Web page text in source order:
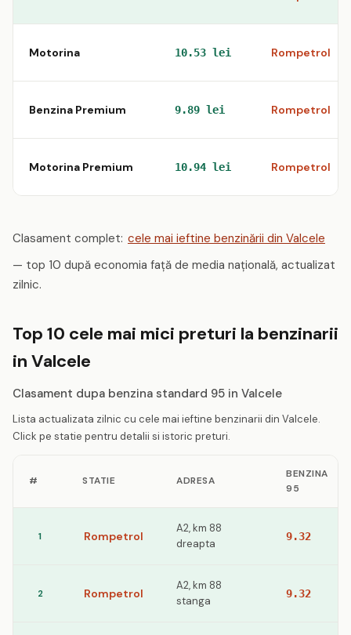
Motorina 10.53 lei Rompetrol
Benzina Premium 9.89 lei Rompetrol
Motorina Premium 10.94 lei Rompetrol
Clasament complet: cele mai ieftine benzinării din Valcele
— top 10 după economia față de media națională, actualizat
zilnic.
Top 10 cele mai mici preturi la benzinarii
in Valcele
Clasament dupa benzina standard 95 in Valcele
Lista actualizata zilnic cu cele mai ieftine benzinarii din Valcele.
Click pe statie pentru detalii si istoric preturi.
# STATIE ADRESA
BENZINA
95
1 Rompetrol
A2, km 88
dreapta
9.32
2 Rompetrol
A2, km 88
stanga
9.32